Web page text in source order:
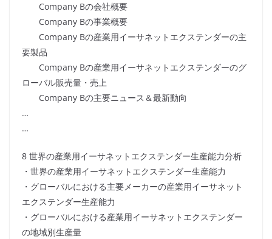
Company Bの会社概要
Company Bの事業概要
Company Bの産業用イーサネットエクステンダーの主
要製品
Company Bの産業用イーサネットエクステンダーのグ
ローバル販売量・売上
Company Bの主要ニュース＆最新動向
…
…
8 世界の産業用イーサネットエクステンダー生産能力分析
・世界の産業用イーサネットエクステンダー生産能力
・グローバルにおける主要メーカーの産業用イーサネット
エクステンダー生産能力
・グローバルにおける産業用イーサネットエクステンダー
の地域別生産量